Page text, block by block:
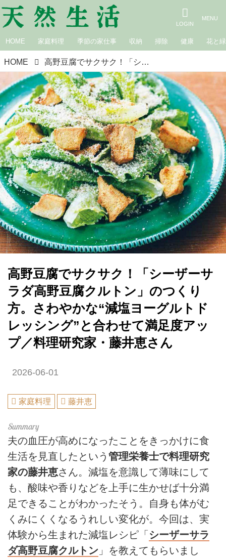
HOME 家庭料理 季節の家仕事 収納 掃除 健康 花と緑
HOME 高野豆腐でサクサク！「シーザーサラダ高野豆腐クルトン」のつくり方。さわやかな“減塩ヨーグルトドレッシング”と合わせて満足度アップ／料理研究家・藤井恵さん
高野豆腐でサクサク！「シーザーサ
ラダ高野豆腐クルトン」のつくり
方。さわやかな“減塩ヨーグルトド
レッシング”と合わせて満足度アッ
プ／料理研究家・藤井恵さん
2026-06-01
家庭料理 藤井恵
夫の血圧が高めになったことをきっかけに食
生活を見直したという 管理栄養士で料理研究
家の藤井恵さん。減塩を意識して薄味にして
も、酸味や香りなどを上手に生かせば十分満
足できることがわかったそう。自身も体がむ
くみにくくなるうれしい変化が。今回は、実
体験から生まれた減塩レシピ「 シーザーサラ
ダ高野豆腐クルトン 」を教えてもらいまし